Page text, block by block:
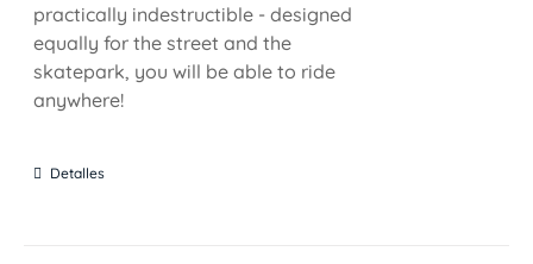
practically indestructible - designed
equally for the street and the
skatepark, you will be able to ride
anywhere!
Detalles